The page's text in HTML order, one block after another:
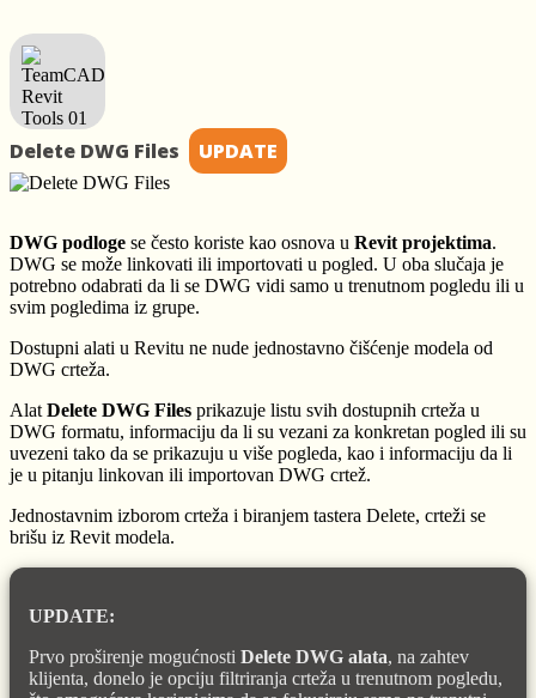
Delete DWG Files UPDATE
DWG podloge se često koriste kao osnova u Revit projektima.
DWG se može linkovati ili importovati u pogled. U oba slučaja je
potrebno odabrati da li se DWG vidi samo u trenutnom pogledu ili u
svim pogledima iz grupe.
Dostupni alati u Revitu ne nude jednostavno čišćenje modela od
DWG crteža.
Alat Delete DWG Files prikazuje listu svih dostupnih crteža u
DWG formatu, informaciju da li su vezani za konkretan pogled ili su
uvezeni tako da se prikazuju u više pogleda, kao i informaciju da li
je u pitanju linkovan ili importovan DWG crtež.
Jednostavnim izborom crteža i biranjem tastera Delete, crteži se
brišu iz Revit modela.
UPDATE:
Prvo proširenje mogućnosti Delete DWG alata, na zahtev
klijenta, donelo je opciju filtriranja crteža u trenutnom pogledu,